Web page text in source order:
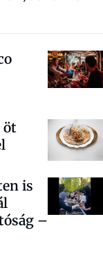
öt
is
–